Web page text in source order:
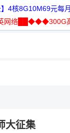
】4核8G10M69元每月
网络██◆◆◆300G
理性选择
，理性选择
大征集